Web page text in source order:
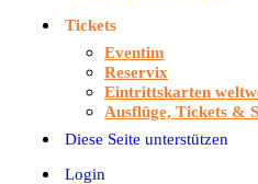
Tickets
Eventim
Reservix
Eintrittskarten
Ausflüge, Tickets &
Diese Seite unterstützen
Login